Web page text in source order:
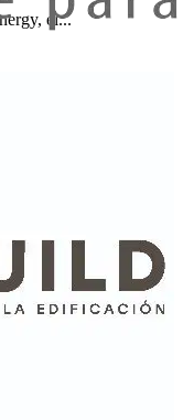
el...
datos Ethernet en tiempo
de...
Cómo Instalar, Verificar
es...